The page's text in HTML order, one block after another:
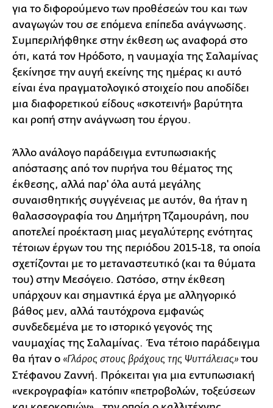
για το διφορούμενο των προθέσεών του και των
αναγωγών του σε επόμενα επίπεδα ανάγνωσης.
Συμπεριλήφθηκε στην έκθεση ως αναφορά στο
ότι, κατά τον Ηρόδοτο, η ναυμαχία της Σαλαμίνας
ξεκίνησε την αυγή εκείνης της ημέρας κι αυτό
είναι ένα πραγματολογικό στοιχείο που αποδίδει
μια διαφορετικού είδους «σκοτεινή» βαρύτητα
και ροπή στην ανάγνωση του έργου.
Άλλο ανάλογο παράδειγμα εντυπωσιακής
απόστασης από τον πυρήνα του θέματος της
έκθεσης, αλλά παρ' όλα αυτά μεγάλης
συναισθητικής συγγένειας με αυτόν, θα ήταν η
θαλασσογραφία του Δημήτρη Τζαμουράνη, που
αποτελεί προέκταση μιας μεγαλύτερης ενότητας
τέτοιων έργων του της περιόδου 2015-18, τα οποία
σχετίζονται με το μεταναστευτικό (και τα θύματα
του) στην Μεσόγειο. Ωστόσο, στην έκθεση
υπάρχουν και σημαντικά έργα με αλληγορικό
βάθος μεν, αλλά ταυτόχρονα εμφανώς
συνδεδεμένα με το ιστορικό γεγονός της
ναυμαχίας της Σαλαμίνας. Ένα τέτοιο παράδειγμα
θα ήταν ο «Γλάρος στους βράχους της Ψυττάλειας» του
Στέφανου Ζαννή. Πρόκειται για μια εντυπωσιακή
«νεκρογραφία» κατόπιν «πετροβολών, τοξεύσεων